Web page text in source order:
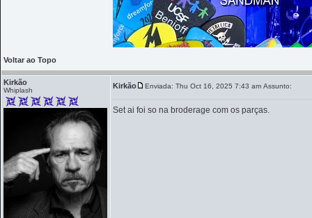
Voltar ao Topo
Kirkão
Whiplash
Kirkão Enviada: Thu Oct 16, 2025 7:43 am Assunto:
Set ai foi so na broderage com os parças.